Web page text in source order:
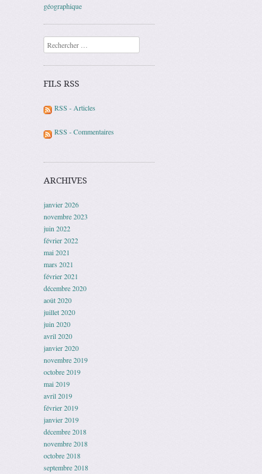
géographique
Recherche
FILS RSS
RSS - Articles
RSS - Commentaires
ARCHIVES
janvier 2026
novembre 2023
juin 2022
février 2022
mai 2021
mars 2021
février 2021
décembre 2020
août 2020
juillet 2020
juin 2020
avril 2020
janvier 2020
novembre 2019
octobre 2019
mai 2019
avril 2019
février 2019
janvier 2019
décembre 2018
novembre 2018
octobre 2018
septembre 2018